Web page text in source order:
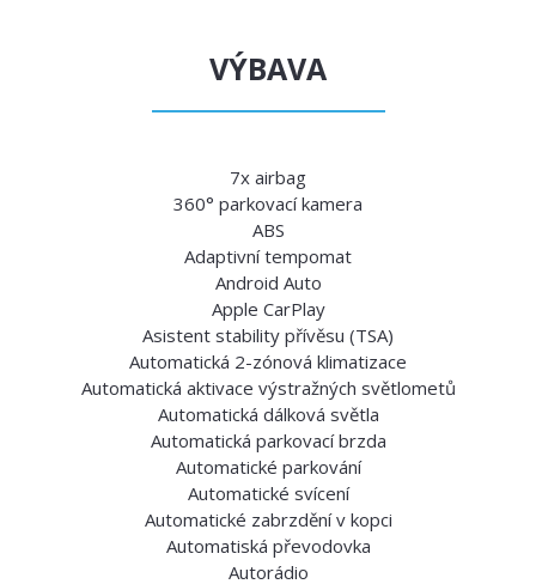
VÝBAVA
7x airbag
360° parkovací kamera
ABS
Adaptivní tempomat
Android Auto
Apple CarPlay
Asistent stability přívěsu (TSA)
Automatická 2-zónová klimatizace
Automatická aktivace výstražných světlometů
Automatická dálková světla
Automatická parkovací brzda
Automatické parkování
Automatické svícení
Automatické zabrzdění v kopci
Automatiská převodovka
Autorádio